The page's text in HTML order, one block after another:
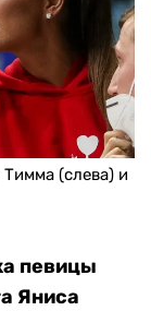
(слева) и
певицы
Яниса